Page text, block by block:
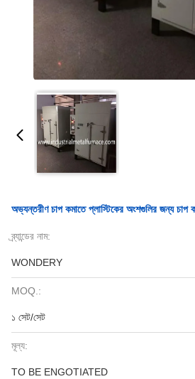
অভ্যন্তরীণ চাপ কমাতে প্লাস্টিকের অংশগুলির জন্য চাপ
ব্র্যান্ডের নাম:
WONDERY
MOQ.:
১ সেট/সেট
মূল্য:
TO BE ENGOTIATED